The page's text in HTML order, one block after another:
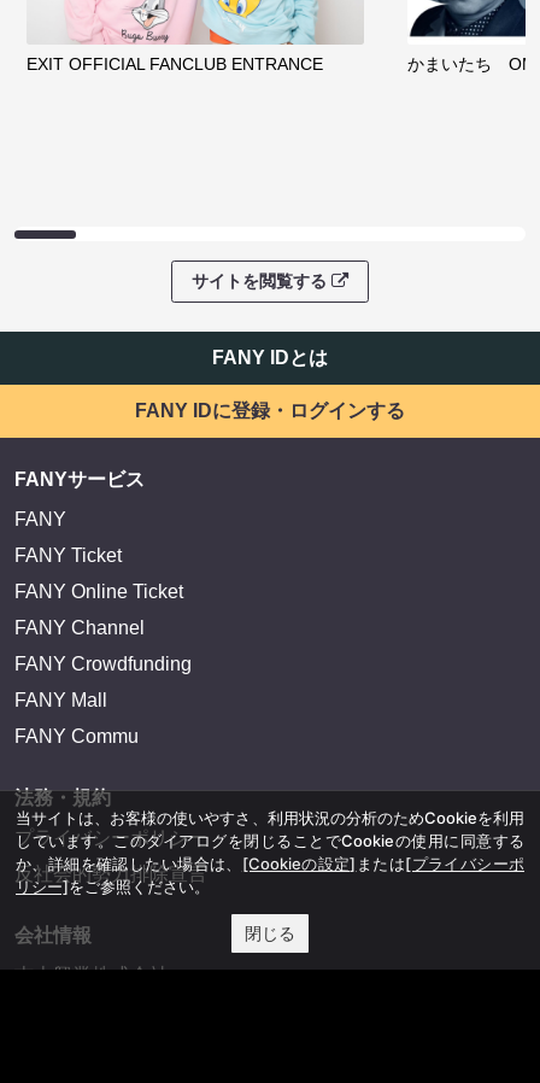
EXIT OFFICIAL FANCLUB ENTRANCE かまいたち
サイトを閲覧する
FANY IDとは
FANY IDに登録・ログインする
FANYサービス
FANY
FANY Ticket
FANY Online Ticket
FANY Channel
FANY Crowdfunding
FANY Mall
FANY Commu
法務・規約
プライバシーポリシー
反社会的勢力排除宣言
会社情報
吉本興業株式会社
当サイトは、お客様の使いやすさ、利用状況の分析のためCookieを利用
しています。このダイアログを閉じることでCookieの使用に同意する
か、詳細を確認したい場合は、 [Cookieの設定] または[プライバシーポ
リシー]をご参照ください。
閉じる